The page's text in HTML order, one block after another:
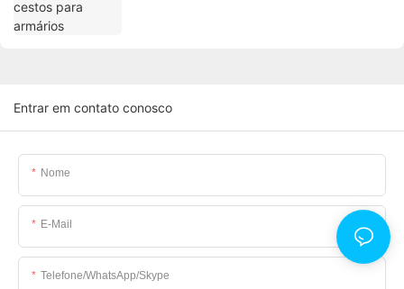
Entrar em contato conosco
Nome
E-Mail
Telefone/WhatsApp/Skype